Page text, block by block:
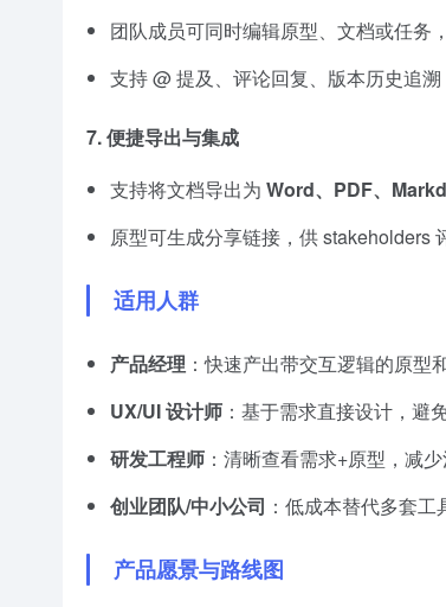
团队成员可同时编辑原型、文档或任务
支持 @ 提及、评论回复、版本历史追溯
7.便捷导出与集成
支持将文档导出为 Word、PDF、
原型可生成分享链接，供 stakeholders
适用人群
产品经理 ：快速产出带交互逻辑的原型
UX/UI 设计师 ：基于需求直接设计，避
研发工程师 ：清晰查看需求+原型，减
创业团队/中小公司 ：低成本替代多套工
产品愿景与路线图